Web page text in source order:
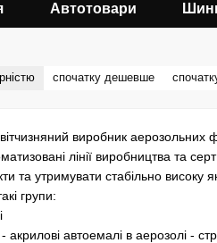
Автотовари
спочатку дешевше
виробник аерозольних
лінії виробництва та
та утримувати стабільно високу
групи:
акрилові автоемалі в аерозолі -